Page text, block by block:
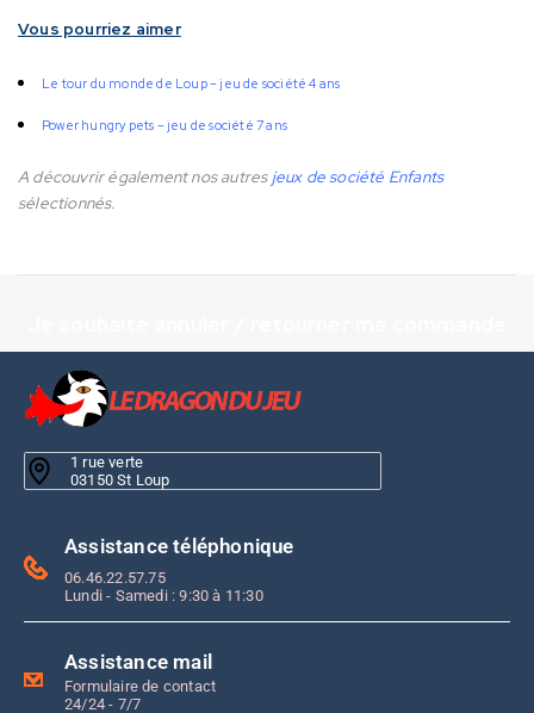
Vous pourriez aimer
Le tour du monde de Loup – jeu de société 4 ans
Power hungry pets – jeu de société 7 ans
A découvrir également nos autresjeux de société Enfants
sélectionnés.
1 rue verte
03150 St Loup
Assistance téléphonique
06.46.22.57.75
Lundi - Samedi : 9:30 à 11:30
Assistance mail
Formulaire de contact
24/24 - 7/7